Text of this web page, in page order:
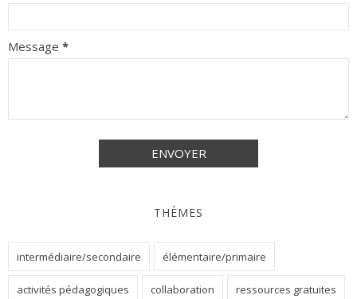
Message *
THÈMES
intermédiaire/secondaire élémentaire/primaire
activités pédagogiques collaboration ressources gratuites